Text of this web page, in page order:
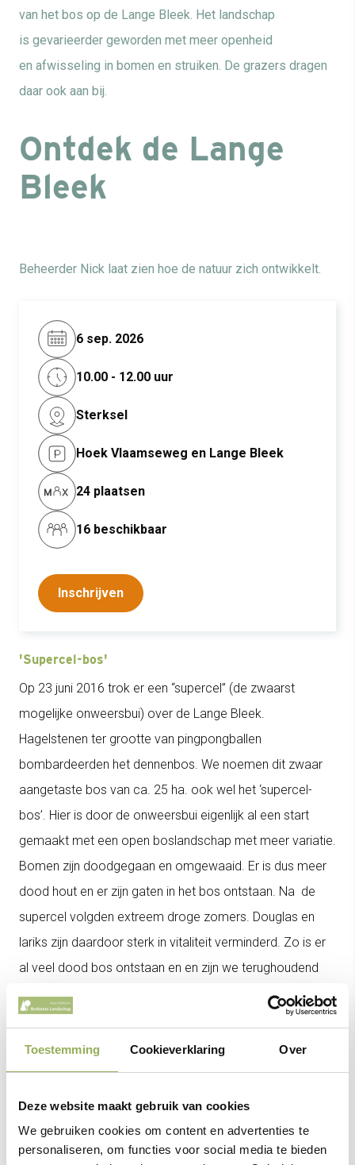
Toestemming Cookieverklaring Over
Deze website maakt gebruik van cookies
We gebruiken cookies om content en advertenties te
personaliseren, om functies voor social media te bieden
van het bos op de Lange Bleek. Het landschap
is gevarieerder geworden met meer openheid
en afwisseling in bomen en struiken. De grazers dragen
daar ook aan bij.
Ontdek de Lange
Bleek
Beheerder Nick laat zien hoe de natuur zich ontwikkelt.
6 sep. 2026
10.00 - 12.00 uur
Sterksel
Hoek Vlaamseweg en Lange Bleek
24 plaatsen
16 beschikbaar
Inschrijven
'Supercel-bos'
Op 23 juni 2016 trok er een “supercel” (de zwaarst
mogelijke onweersbui) over de Lange Bleek.
Hagelstenen ter grootte van pingpongballen
bombardeerden het dennenbos. We noemen dit zwaar
aangetaste bos van ca. 25 ha. ook wel het ‘supercel-
bos’. Hier is door de onweersbui eigenlijk al een start
gemaakt met een open boslandschap met meer variatie.
Bomen zijn doodgegaan en omgewaaid. Er is dus meer
dood hout en er zijn gaten in het bos ontstaan. Na de
supercel volgden extreem droge zomers. Douglas en
lariks zijn daardoor sterk in vitaliteit verminderd. Zo is er
al veel dood bos ontstaan en en zijn we terughoudend
geweest met verdere ingrepen.
Beheerder Nick gaat tijdens de excursie in op deze
gebeurtenis, wat het (heeft) betekend voor het beheer